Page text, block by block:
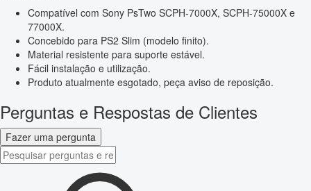
Compatível com Sony PsTwo SCPH-7000X, SCPH-75000X e
77000X.
Concebido para PS2 Slim (modelo finito).
Material resistente para suporte estável.
Fácil instalação e utilização.
Produto atualmente esgotado, peça aviso de reposição.
Perguntas e Respostas de Clientes
Fazer uma pergunta